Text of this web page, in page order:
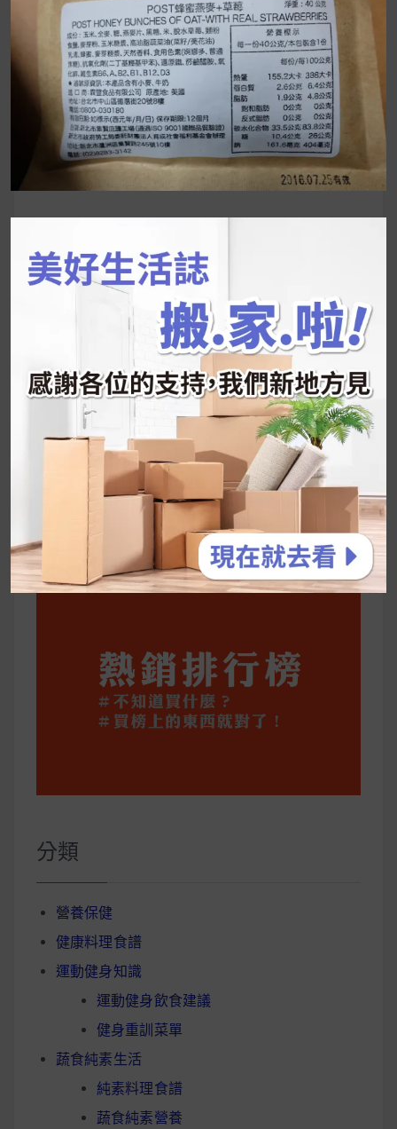
UrMart 為你打造理想生活
字:
韓國人為什麼不容易胖？
揭秘明星、網紅熱
推的MZ Diet ！
好吃的蛋白點心還有好玩的運動小遊戲！今年過
年已經等不及帶這盒跟我的親戚、朋友們一起分
享～
2026 過年禮盒推薦｜五款百元健康伴手禮
停用猛健樂後會反彈嗎？作用解析＋停藥後體重
維持全攻略
公主營養師：飲食改變也是能快樂執行的！6 個
你一定要知道的技巧
分類
營養保健
健康料理食譜
運動健身知識
運動健身飲食建議
健身重訓菜單
蔬食純素生活
純素料理食譜
蔬食純素營養